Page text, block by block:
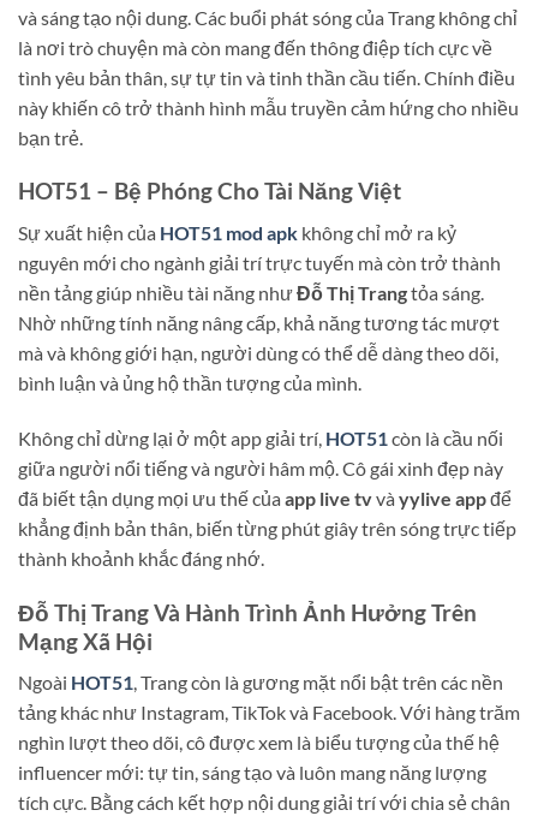
và sáng tạo nội dung. Các buổi phát sóng của Trang không chỉ
là nơi trò chuyện mà còn mang đến thông điệp tích cực về
tình yêu bản thân, sự tự tin và tinh thần cầu tiến. Chính điều
này khiến cô trở thành hình mẫu truyền cảm hứng cho nhiều
bạn trẻ.
HOT51 – Bệ Phóng Cho Tài Năng Việt
Sự xuất hiện của HOT51 mod apk không chỉ mở ra kỷ
nguyên mới cho ngành giải trí trực tuyến mà còn trở thành
nền tảng giúp nhiều tài năng nhưĐỗ Thị Trangtỏa sáng.
Nhờ những tính năng nâng cấp, khả năng tương tác mượt
mà và không giới hạn, người dùng có thể dễ dàng theo dõi,
bình luận và ủng hộ thần tượng của mình.
Không chỉ dừng lại ở một app giải trí, HOT51 còn là cầu nối
giữa người nổi tiếng và người hâm mộ. Cô gái xinh đẹp này
đã biết tận dụng mọi ưu thế của app live tvvà yylive appđể
khẳng định bản thân, biến từng phút giây trên sóng trực tiếp
thành khoảnh khắc đáng nhớ.
Đỗ Thị Trang Và Hành Trình Ảnh Hưởng Trên
Mạng Xã Hội
Ngoài HOT51, Trang còn là gương mặt nổi bật trên các nền
tảng khác như Instagram, TikTok và Facebook. Với hàng trăm
nghìn lượt theo dõi, cô được xem là biểu tượng của thế hệ
influencer mới: tự tin, sáng tạo và luôn mang năng lượng
tích cực. Bằng cách kết hợp nội dung giải trí với chia sẻ chân